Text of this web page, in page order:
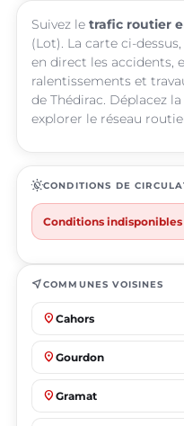
Suivez le trafic routier
(Lot). La carte ci-
en direct les accidents,
ralentissements et
de Thédirac. Déplacez
explorer le réseau
routineCONDITIONS DE
Conditions
near_meCOMMUNES VOISINES
place Cahors
place Gourdon
place Gramat